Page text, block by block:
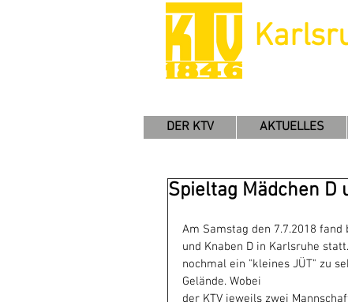
DER KTV AKTUELLES
Spieltag Mädchen D
Am Samstag den 7.7.2018
und Knaben D in Karlsruhe
nochmal ein "kleines JÜT" zu
Gelände. Wobei
der KTV jeweils zwei